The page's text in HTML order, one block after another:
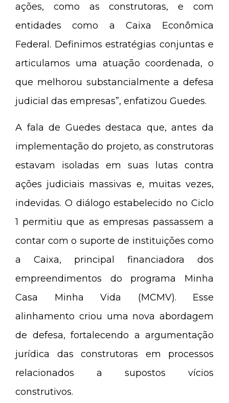
ações, como as construtoras, e com
entidades como a Caixa Econômica
Federal. Definimos estratégias conjuntas e
articulamos uma atuação coordenada, o
que melhorou substancialmente a defesa
judicial das empresas”, enfatizou Guedes.
A fala de Guedes destaca que, antes da
implementação do projeto, as construtoras
estavam isoladas em suas lutas contra
ações judiciais massivas e, muitas vezes,
indevidas. O diálogo estabelecido no Ciclo
1 permitiu que as empresas passassem a
contar com o suporte de instituições como
a Caixa, principal financiadora dos
empreendimentos do programa Minha
Casa Minha Vida (MCMV). Esse
alinhamento criou uma nova abordagem
de defesa, fortalecendo a argumentação
jurídica das construtoras em processos
relacionados a supostos vícios
construtivos.